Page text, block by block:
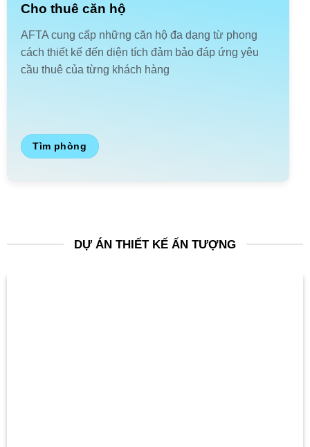
Cho thuê căn hộ
AFTA cung cấp những căn hộ đa dạng từ phong
cách thiết kế đến diện tích đảm bảo đáp ứng yêu
cầu thuê của từng khách hàng
Tìm phòng
DỰ ÁN THIẾT KẾ ẤN TƯỢNG